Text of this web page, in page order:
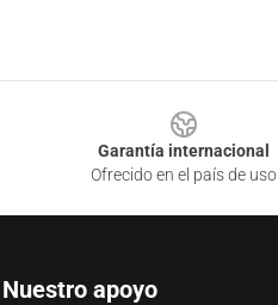
Garantía internacional
Ofrecido en el país de uso
Nuestro apoyo